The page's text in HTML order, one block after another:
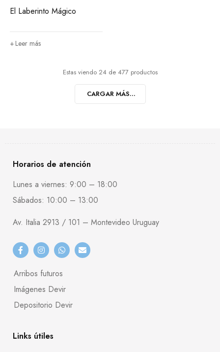
El Laberinto Mágico
Leer más
Estas viendo 24 de 477 productos
CARGAR MÁS...
Horarios de atención
Lunes a viernes: 9:00 – 18:00
Sábados: 10:00 – 13:00
Av. Italia 2913 / 101 – Montevideo Uruguay
Arribos futuros
Imágenes Devir
Depositorio Devir
Links útiles